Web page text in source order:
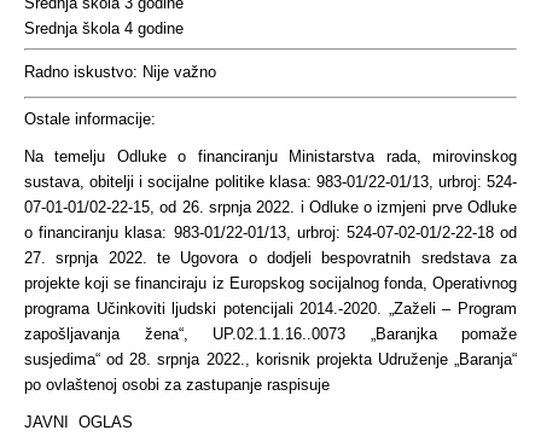
Srednja škola 4 godine
Radno iskustvo: Nije važno
Ostale informacije:
Na temelju Odluke o financiranju Ministarstva rada, mirovinskog
sustava, obitelji i socijalne politike klasa: 983-01/22-01/13, urbroj: 524-
07-01-01/02-22-15, od 26. srpnja 2022. i Odluke o izmjeni prve Odluke
o financiranju klasa: 983-01/22-01/13, urbroj: 524-07-02-01/2-22-18 od
27. srpnja 2022. te Ugovora o dodjeli bespovratnih sredstava za
projekte koji se financiraju iz Europskog socijalnog fonda, Operativnog
programa Učinkoviti ljudski potencijali 2014.-2020. „Zaželi – Program
zapošljavanja žena“, UP.02.1.1.16..0073 „Baranjka pomaže
susjedima“ od 28. srpnja 2022., korisnik projekta Udruženje „Baranja“
po ovlaštenoj osobi za zastupanje raspisuje
JAVNI OGLAS